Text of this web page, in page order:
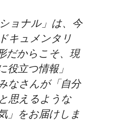
ョナル」は、今
キュメンタリ
だからこそ、現
役立つ情報」
なさんが「自分
思えるような
」をお届けしま